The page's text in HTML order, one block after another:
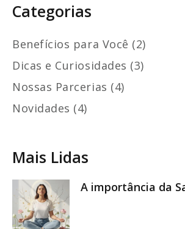
Categorias
Benefícios para Você (2)
Dicas e Curiosidades (3)
Nossas Parcerias (4)
Novidades (4)
Mais Lidas
A importância da